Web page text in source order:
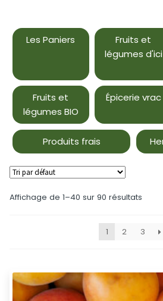
Les Paniers
Fruits et
légumes d'ici
Fruits et
légumes BIO
Épicerie vrac
Produits frais
Affichage de 1–40 sur 90 résultats
1 2 3